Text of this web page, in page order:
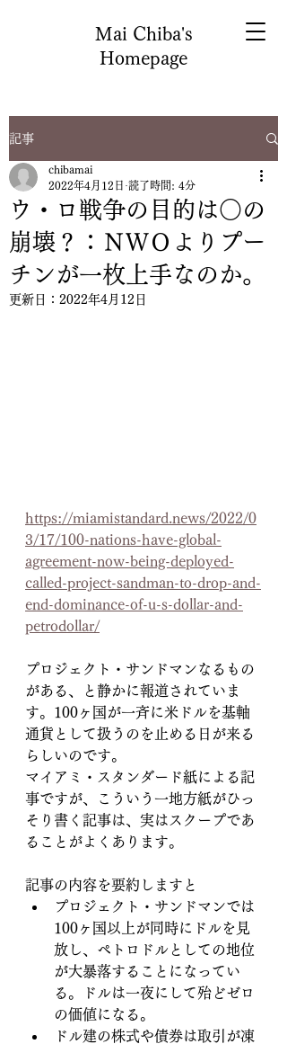
Mai Chiba's
Homepage
記事
ウ・ロ戦争の目的は○の
崩壊？：ＮＷＯよりプー
チンが一枚上手なのか。
chibamai
2022年4月12日 読了時間: 4分
更新日： 2022年4月12日
https://miamistandard.news/2022/0
3/17/100-nations-have-global-
agreement-now-being-deployed-
called-project-sandman-to-drop-and-
end-dominance-of-u-s-dollar-and-
petrodollar/
プロジェクト・サンドマンなるもの
がある、と静かに報道されていま
す。100ヶ国が一斉に米ドルを基軸
通貨として扱うのを止める日が来る
らしいのです。
マイアミ・スタンダード紙による記
事ですが、こういう一地方紙がひっ
そり書く記事は、実はスクープであ
ることがよくあります。
記事の内容を要約しますと
プロジェクト・サンドマンでは
100ヶ国以上が同時にドルを見
放し、ペトロドルとしての地位
が大暴落することになってい
る。ドルは一夜にして殆どゼロ
の価値になる。
ドル建の株式や債券は取引が凍